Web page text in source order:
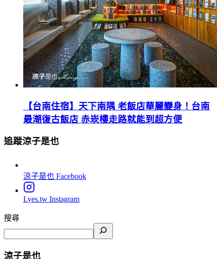
【台南住宿】天下南隅 老飯店華麗變身！台南
最潮復古飯店 赤崁樓走路就能到超方便
追蹤涼子是也
涼子是也 Facebook
Lyes.tw Instagram
搜尋
涼子是也